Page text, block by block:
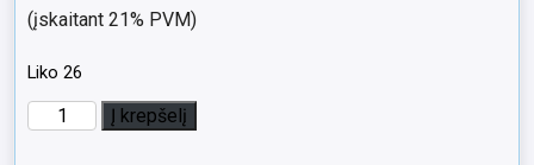
(įskaitant 21% PVM)
Liko 26
produkto
kiekis:
Į krepšelį